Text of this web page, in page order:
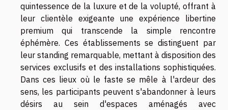
quintessence de la luxure et de la volupté, offrant à
leur clientèle exigeante une expérience libertine
premium qui transcende la simple rencontre
éphémère. Ces établissements se distinguent par
leur standing remarquable, mettant à disposition des
services exclusifs et des installations sophistiquées.
Dans ces lieux où le faste se mêle à l'ardeur des
sens, les participants peuvent s'abandonner à leurs
désirs au sein d'espaces aménagés avec